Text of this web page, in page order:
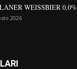
WEISSBIER 0,0%
2026